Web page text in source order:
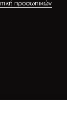
προσωπικών